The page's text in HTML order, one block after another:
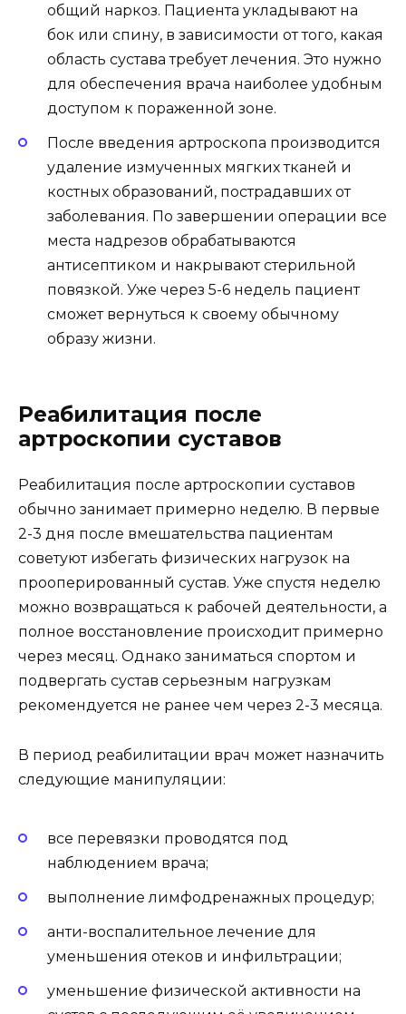
общий наркоз. Пациента укладывают на
бок или спину, в зависимости от того, какая
область сустава требует лечения. Это нужно
для обеспечения врача наиболее удобным
доступом к пораженной зоне.
После введения артроскопа производится
удаление измученных мягких тканей и
костных образований, пострадавших от
заболевания. По завершении операции все
места надрезов обрабатываются
антисептиком и накрывают стерильной
повязкой. Уже через 5-6 недель пациент
сможет вернуться к своему обычному
образу жизни.
Реабилитация после
артроскопии суставов
Реабилитация после артроскопии суставов
обычно занимает примерно неделю. В первые
2-3 дня после вмешательства пациентам
советуют избегать физических нагрузок на
прооперированный сустав. Уже спустя неделю
можно возвращаться к рабочей деятельности, а
полное восстановление происходит примерно
через месяц. Однако заниматься спортом и
подвергать сустав серьезным нагрузкам
рекомендуется не ранее чем через 2-3 месяца.
В период реабилитации врач может назначить
следующие манипуляции:
все перевязки проводятся под
наблюдением врача;
выполнение лимфодренажных процедур;
анти-воспалительное лечение для
уменьшения отеков и инфильтрации;
уменьшение физической активности на